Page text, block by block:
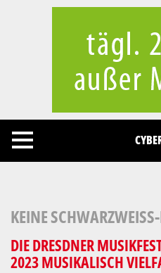
KEINE SCHWARZWEISS-
DIE DRESDNER
2023 MUSIKALISCH
Cookies management panel